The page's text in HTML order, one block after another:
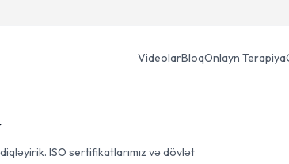
VideolarBloqOnlayn Terapiya
ISO sertifikatlarımız və dövlət